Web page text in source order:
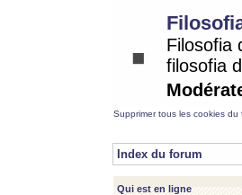
Filosofia
filosofia
Supprimer tous les cookies du
Index du forum
Qui est en ligne